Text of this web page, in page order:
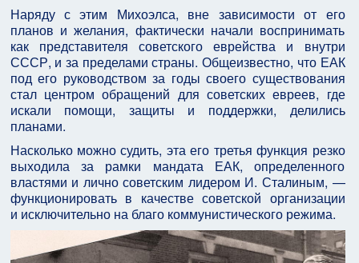
Наряду с этим Михоэлса, вне зависимости от его
планов и желания, фактически начали воспринимать
как представителя советского еврейства и внутри
СССР, и за пределами страны. Общеизвестно, что ЕАК
под его руководством за годы своего существования
стал центром обращений для советских евреев, где
искали помощи, защиты и поддержки, делились
планами.
Насколько можно судить, эта его третья функция резко
выходила за рамки мандата ЕАК, определенного
властями и лично советским лидером И. Сталиным, —
функционировать в качестве советской организации
и исключительно на благо коммунистического режима.